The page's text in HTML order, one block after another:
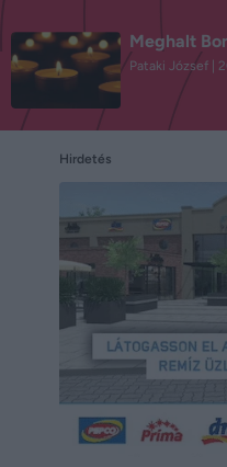
Meghalt
Pataki József
Hirdetés